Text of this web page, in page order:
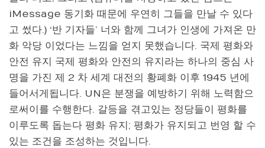
iMessage 동기화 때문에 우연히 그들을 만날 수 있다
고 썼다.) ‘반 기자들’ 너와 함께 그녀가 인생에 가져온 만
화 악당 이었다는 느낌을 얻지 못했습니다. 국제 평화와
안전 유지 국제 평화와 안전의 유지라는 하나의 중심 사
명을 가진 제 2 차 세계 대전의 황폐화 이후 1945 년에
들어서게됩니다. UN은 분쟁을 예방하기 위해 노력함으
로써이를 수행한다. 갈등을 겪고있는 정당들이 평화를
이루도록 돕는다 평화 유지; 평화가 유지되고 번영 할 수
있는 조건을 조성하는 것입니다.